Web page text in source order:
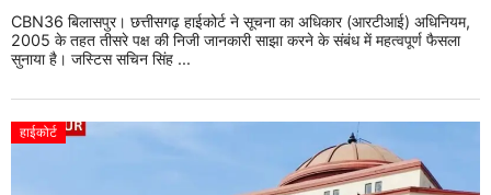
CBN36 बिलासपुर। छत्तीसगढ़ हाईकोर्ट ने सूचना का अधिकार (आरटीआई) अधिनियम,
2005 के तहत तीसरे पक्ष की निजी जानकारी साझा करने के संबंध में महत्वपूर्ण फैसला
सुनाया है। जस्टिस सचिन सिंह ...
हाईकोर्ट